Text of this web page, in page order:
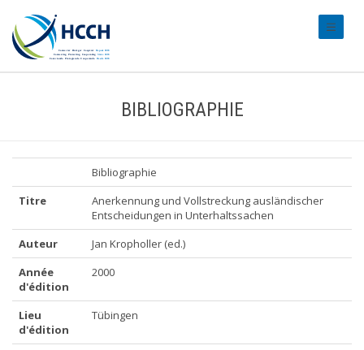
BIBLIOGRAPHIE
Bibliographie
Titre
Anerkennung und Vollstreckung ausländischer
Entscheidungen in Unterhaltssachen
Auteur
Jan Kropholler (ed.)
Année
d'édition
2000
Lieu
d'édition
Tübingen